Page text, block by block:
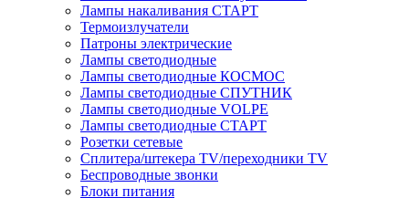
Лампы накаливания СТАРТ
Термоизлучатели
Патроны электрические
Лампы светодиодные
Лампы светодиодные КОСМОС
Лампы светодиодные СПУТНИК
Лампы светодиодные VOLPE
Лампы светодиодные СТАРТ
Розетки сетевые
Cплитера/штекера TV/переходники TV
Беспроводные звонки
Блоки питания